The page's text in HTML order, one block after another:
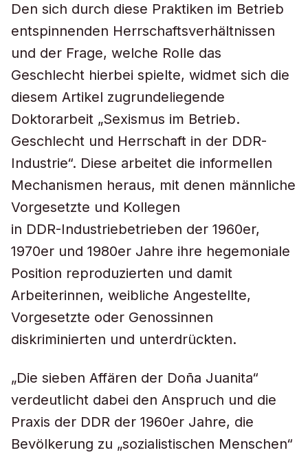
Den sich durch diese Praktiken im Betrieb
entspinnenden Herrschaftsverhältnissen
und der Frage, welche Rolle das
Geschlecht hierbei spielte, widmet sich die
diesem Artikel zugrundeliegende
Doktorarbeit „Sexismus im Betrieb.
Geschlecht und Herrschaft in der DDR-
Industrie“. Diese arbeitet die informellen
Mechanismen heraus, mit denen männliche
Vorgesetzte und Kollegen
in DDR-Industriebetrieben der 1960er,
1970er und 1980er Jahre ihre hegemoniale
Position reproduzierten und damit
Arbeiterinnen, weibliche Angestellte,
Vorgesetzte oder Genossinnen
diskriminierten und unterdrückten.
„Die sieben Affären der Doña Juanita“
verdeutlicht dabei den Anspruch und die
Praxis der DDR der 1960er Jahre, die
Bevölkerung zu „sozialistischen Menschen“